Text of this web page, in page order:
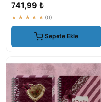
741,99 ₺
★★★★★ (0)
Sepete Ekle